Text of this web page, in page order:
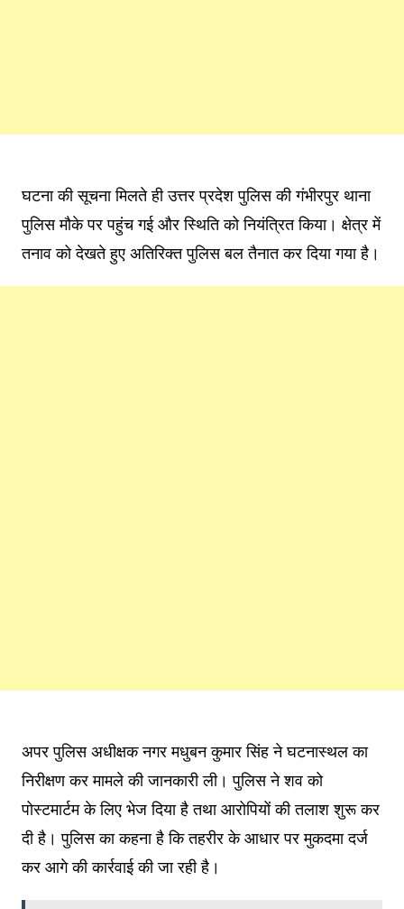
घटना की सूचना मिलते ही उत्तर प्रदेश पुलिस की गंभीरपुर थाना
पुलिस मौके पर पहुंच गई और स्थिति को नियंत्रित किया। क्षेत्र में
तनाव को देखते हुए अतिरिक्त पुलिस बल तैनात कर दिया गया है।
अपर पुलिस अधीक्षक नगर मधुबन कुमार सिंह ने घटनास्थल का
निरीक्षण कर मामले की जानकारी ली। पुलिस ने शव को
पोस्टमार्टम के लिए भेज दिया है तथा आरोपियों की तलाश शुरू कर
दी है। पुलिस का कहना है कि तहरीर के आधार पर मुकदमा दर्ज
कर आगे की कार्रवाई की जा रही है।